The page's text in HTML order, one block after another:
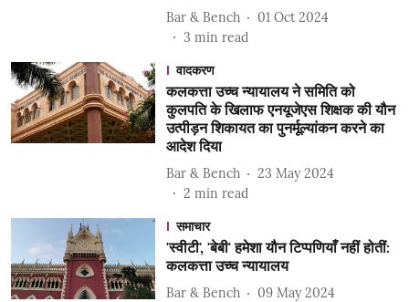
Bar & Bench
01 Oct 2024
3 min read
वादकरण
कलकत्ता उच्च न्यायालय ने समिति को
कुलपति के खिलाफ एनयूजेएस शिक्षक की यौन
उत्पीड़न शिकायत का पुनर्मूल्यांकन करने का
आदेश दिया
Bar & Bench
23 May 2024
2 min read
समाचार
'स्वीटी', 'बेबी' हमेशा यौन टिप्पणियाँ नहीं होतीं:
कलकत्ता उच्च न्यायालय
Bar & Bench
09 May 2024